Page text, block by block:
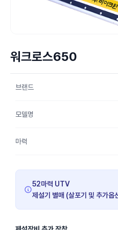
워크로스650
브랜드
모델명
마력
52마력 UTV
제설기 별매 (살포기 및 추가옵